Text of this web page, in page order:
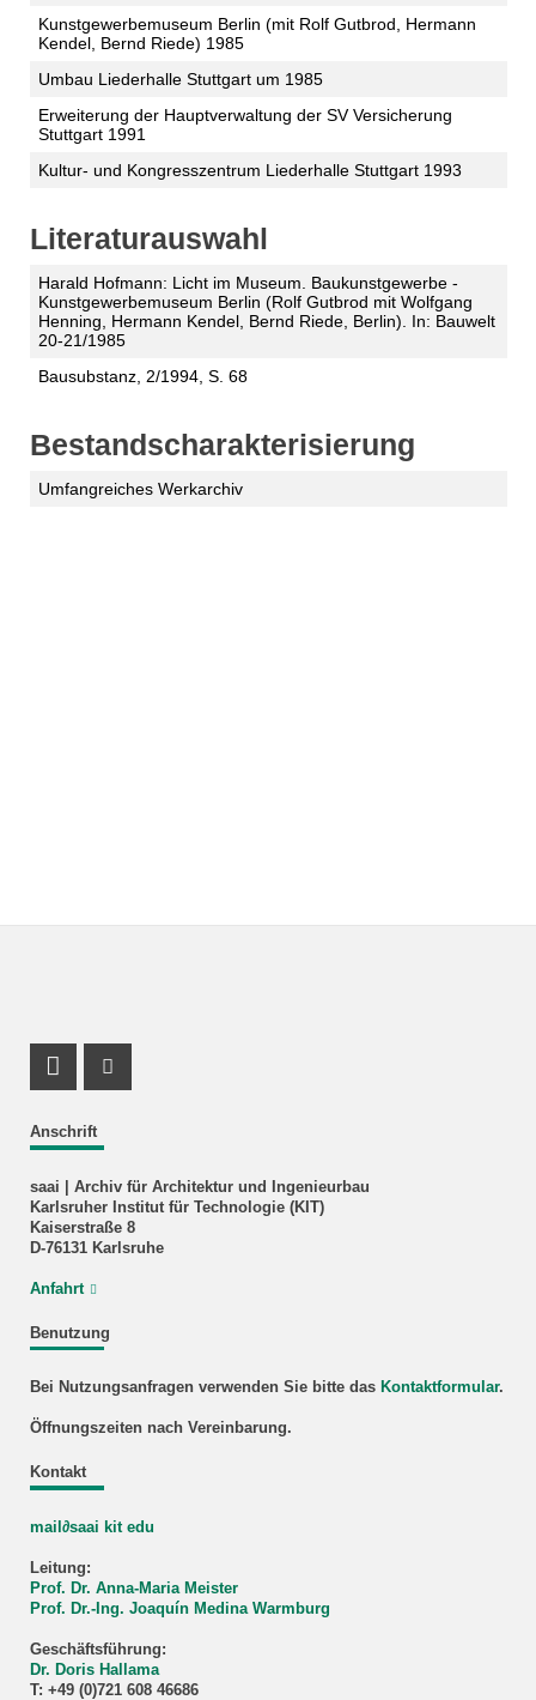
Kunstgewerbemuseum Berlin (mit Rolf Gutbrod, Hermann
Kendel, Bernd Riede) 1985
Umbau Liederhalle Stuttgart um 1985
Erweiterung der Hauptverwaltung der SV Versicherung
Stuttgart 1991
Kultur- und Kongresszentrum Liederhalle Stuttgart 1993
Literaturauswahl
Harald Hofmann: Licht im Museum. Baukunstgewerbe -
Kunstgewerbemuseum Berlin (Rolf Gutbrod mit Wolfgang
Henning, Hermann Kendel, Bernd Riede, Berlin). In: Bauwelt
20-21/1985
Bausubstanz, 2/1994, S. 68
Bestandscharakterisierung
Umfangreiches Werkarchiv
Anschrift
saai | Archiv für Architektur und Ingenieurbau
Karlsruher Institut für Technologie (KIT)
Kaiserstraße 8
D-76131 Karlsruhe
Anfahrt
Benutzung
Bei Nutzungsanfragen verwenden Sie bitte das Kontaktformular.
Öffnungszeiten nach Vereinbarung.
Kontakt
mail∂saai kit edu
Leitung:
Prof. Dr. Anna-Maria Meister
Prof. Dr.-Ing. Joaquín Medina Warmburg
Geschäftsführung:
Dr. Doris Hallama
T: +49 (0)721 608 46686
Facebook Profil
Instagram Profil